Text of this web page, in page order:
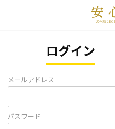
ログイン
メールアドレス
パスワード